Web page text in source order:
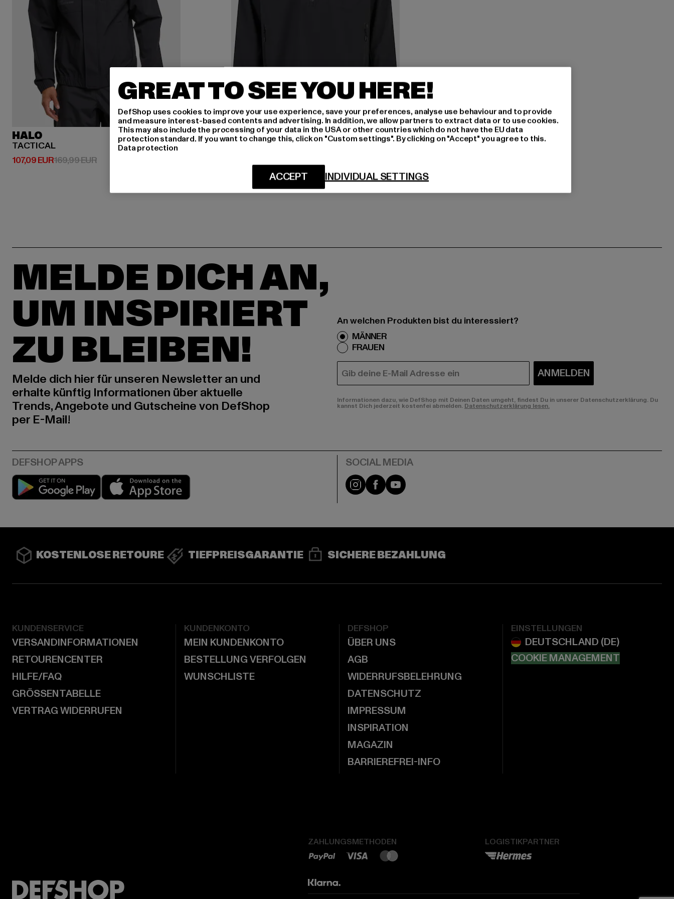
HALO
TACTICAL
107,09 EUR
Derzeitiger Preis: 107,09 EUR
169,99 EURAktionspreis: 169,99 EUR
HALO
ELITE SOFTSHELL
MELDE DICH AN,
UM INSPIRIERT
ZU BLEIBEN!
Melde dich hier für unseren Newsletter an und
erhalte künftig Informationen über aktuelle
Trends, Angebote und Gutscheine von DefShop
per E-Mail!
An welchen Produkten bist du interessiert?
MÄNNER
FRAUEN
E-MAIL ANMELDEN
Informationen dazu, wie DefShop mit Deinen Daten umgeht, findest Du in unserer Datenschutzerklärung. Du
kannst Dich jederzeit kostenfei abmelden. Datenschutzerklärung lesen.
Play market Instagram
FacebookYouTube
KOSTENLOSE RETOURE TIEFPREISGARANTIE SICHERE BEZAHLUNG
KUNDENSERVICE
VERSANDINFORMATIONEN
RETOURENCENTER
HILFE/FAQ
GRÖSSENTABELLE
VERTRAG WIDERRUFEN
KUNDENKONTO
MEIN KUNDENKONTO
BESTELLUNG VERFOLGEN
WUNSCHLISTE
DEFSHOP
ÜBER UNS
AGB
WIDERRUFSBELEHRUNG
DATENSCHUTZ
IMPRESSUM
INSPIRATION
MAGAZIN
BARRIEREFREI-INFO
EINSTELLUNGEN
COOKIE MANAGEMENT
ZAHLUNGSMETHODEN LOGISTIKPARTNER
GREAT TO SEE YOU HERE!
DefShop uses cookies to improve your use experience, save your preferences, analyse use behaviour and to provide
and measure interest-based contents and advertising. In addition, we allow partners to extract data or to use cookies.
This may also include the processing of your data in the USA or other countries which do not have the EU data
protection standard. If you want to change this, click on "Custom settings". By clicking on "Accept" you agree to this.
Data protection
INDIVIDUAL SETTINGS
ACCEPT